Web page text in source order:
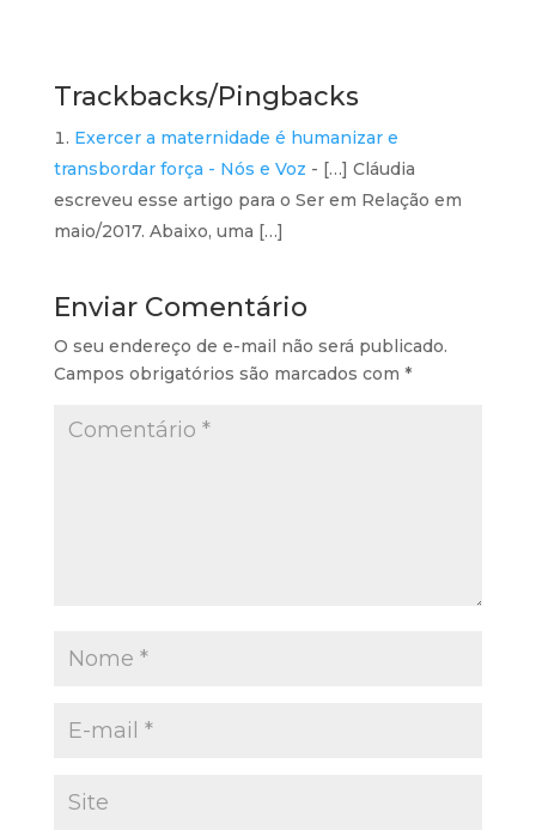
Trackbacks/Pingbacks
Exercer a maternidade é humanizar e
transbordar força - Nós e Voz - […] Cláudia
escreveu esse artigo para o Ser em Relação em
maio/2017. Abaixo, uma […]
Enviar Comentário
O seu endereço de e-mail não será publicado.
Campos obrigatórios são marcados com *